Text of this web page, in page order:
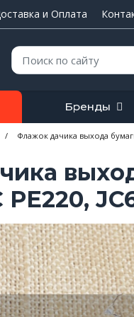
и Оплата
Поиск:
Бренды
/ Флажок дачика выхода